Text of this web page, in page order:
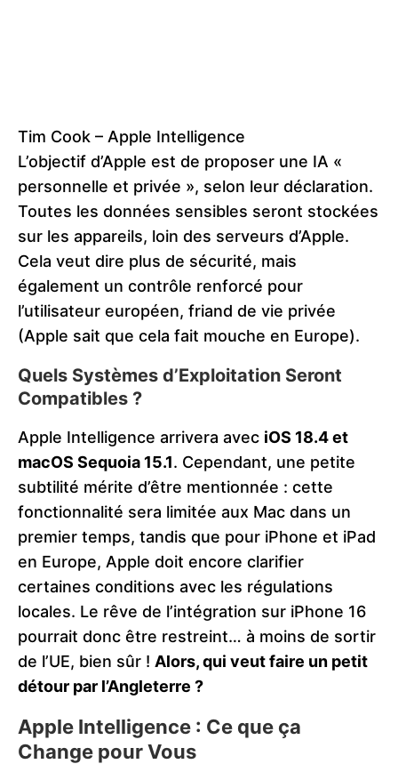
Tim Cook – Apple Intelligence
L’objectif d’Apple est de proposer une IA «
personnelle et privée », selon leur déclaration.
Toutes les données sensibles seront stockées
sur les appareils, loin des serveurs d’Apple.
Cela veut dire plus de sécurité, mais
également un contrôle renforcé pour
l’utilisateur européen, friand de vie privée
(Apple sait que cela fait mouche en Europe).
Quels Systèmes d’Exploitation Seront
Compatibles ?
Apple Intelligence arrivera avec iOS 18.4 et
macOS Sequoia 15.1. Cependant, une petite
subtilité mérite d’être mentionnée : cette
fonctionnalité sera limitée aux Mac dans un
premier temps, tandis que pour iPhone et iPad
en Europe, Apple doit encore clarifier
certaines conditions avec les régulations
locales. Le rêve de l’intégration sur iPhone 16
pourrait donc être restreint… à moins de sortir
de l’UE, bien sûr ! Alors, qui veut faire un petit
détour par l’Angleterre ?
Apple Intelligence : Ce que ça
Change pour Vous